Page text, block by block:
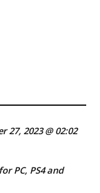
27, 2023 @ 02:02
PC, PS4 and